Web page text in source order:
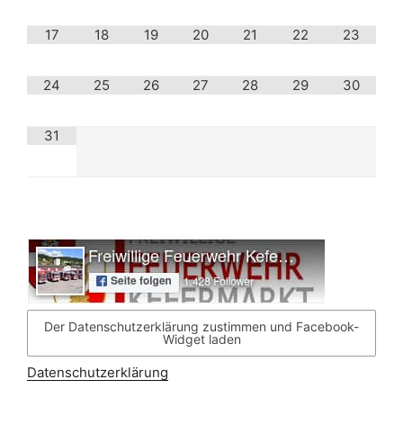
17 18 19 20 21 22 23
24 25 26 27 28 29 30
31
Der Datenschutzerklärung zustimmen und Facebook-
Widget laden
Datenschutzerklärung